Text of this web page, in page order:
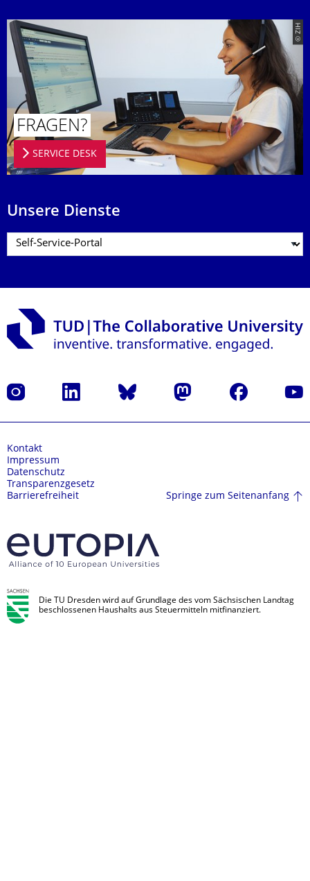
© ZIH
FRAGEN?
SERVICE DESK
Unsere Dienste
Instagram LinkedIn Bluesky Mastodon Facebook
Kontakt
Impressum
Datenschutz
Transparenzgesetz
Barrierefreiheit
Springe zum Seitenanfang
Die TU Dresden wird auf Grundlage des vom Sächsischen Landtag
beschlossenen Haushalts aus Steuermitteln mitfinanziert.